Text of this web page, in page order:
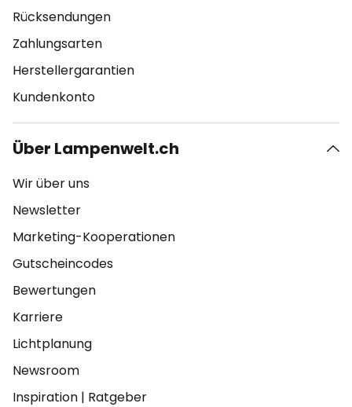
Rücksendungen
Zahlungsarten
Herstellergarantien
Kundenkonto
Über Lampenwelt.ch
Wir über uns
Newsletter
Marketing-Kooperationen
Gutscheincodes
Bewertungen
Karriere
Lichtplanung
Newsroom
Inspiration | Ratgeber